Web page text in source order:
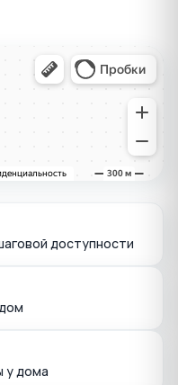
доступности
у дома